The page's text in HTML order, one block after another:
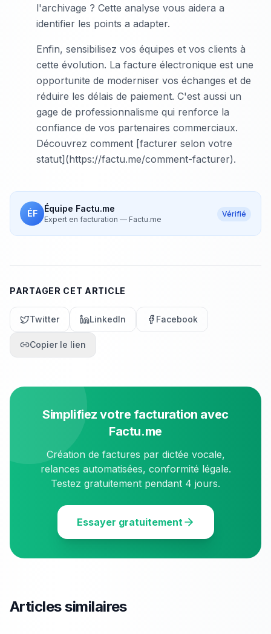
l'archivage ? Cette analyse vous aidera a
identifier les points a adapter.
Enfin, sensibilisez vos équipes et vos clients à
cette évolution. La facture électronique est une
opportunite de moderniser vos échanges et de
réduire les délais de paiement. C'est aussi un
gage de professionnalisme qui renforce la
confiance de vos partenaires commerciaux.
Découvrez comment [facturer selon votre
statut](https://factu.me/comment-facturer).
ÉF Équipe Factu.me
Expert en facturation — Factu.me
Vérifié
PARTAGER CET ARTICLE
Twitter LinkedIn Facebook
Copier le lien
Simplifiez votre facturation avec
Factu.me
Création de factures par dictée vocale,
relances automatisées, conformité légale.
Testez gratuitement pendant 4 jours.
Essayer gratuitement
Articles similaires